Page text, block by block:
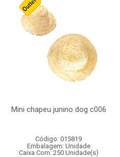
Mini chapeu junino dog c006
Código: 015819
Embalagem: Unidade
Caixa Com: 250 Unidade(s)